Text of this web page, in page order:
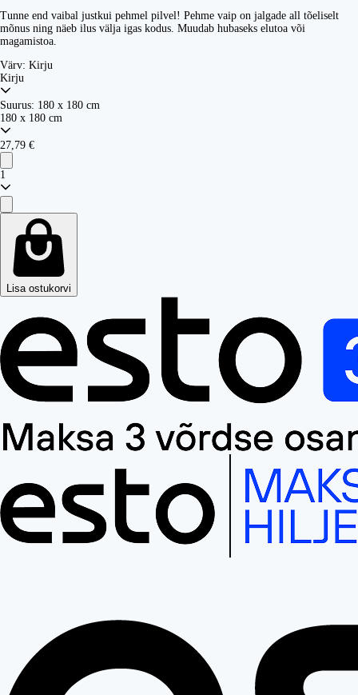
Tunne end vaibal justkui pehmel pilvel! Pehme vaip on jalgade all tõeliselt
mõnus ning näeb ilus välja igas kodus. Muudab hubaseks elutoa või
magamistoa.
Värv: Kirju
Kirju
Suurus: 180 x 180 cm
180 x 180 cm
27,79 €
1
Lisa ostukorvi